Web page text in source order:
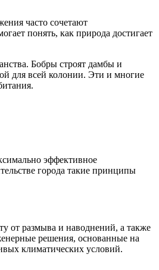
часто сочетают
понять, как природа достигает
Бобры строят дамбы и
для всей колонии. Эти и многие
эффективное
города такие принципы
от размыва и наводнений, а также
решения, основанные на
климатических условий.